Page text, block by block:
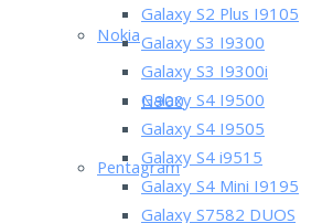
Nokia
N900
Pentagram
Galaxy S2 Plus I9105
Galaxy S3 I9300
Galaxy S3 I9300i
Galaxy S4 I9500
Galaxy S4 I9505
Galaxy S4 i9515
Galaxy S4 Mini I9195
Galaxy S7582 DUOS